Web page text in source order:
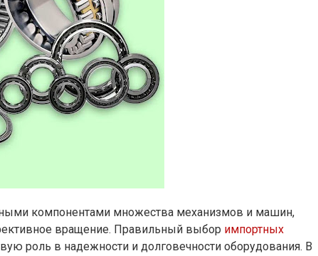
компонентами множества механизмов и машин,
вращение. Правильный выбор импортных
роль в надежности и долговечности оборудования. В